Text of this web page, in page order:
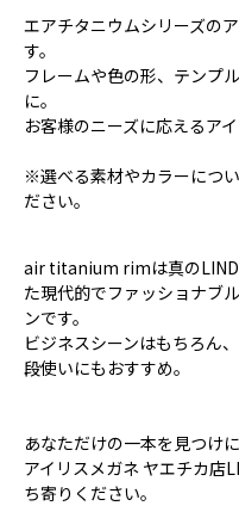
エアチタニウムシリーズの
す。
フレームや色の形、テンプ
に。
お客様のニーズに応えるア
※選べる素材やカラーにつ
ださい。
air titanium rimは真の
た現代的でファッショナブ
ンです。
ビジネスシーンはもちろん
段使いにもおすすめ。
あなただけの一本を見つけに
アイリスメガネ ヤエチカ
ち寄りください。